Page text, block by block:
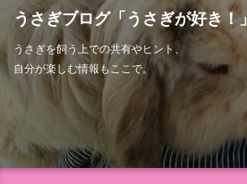
うさぎブログ「うさぎが好き！」
うさぎを飼う上での共有やヒント、
自分が楽しむ情報もここで。